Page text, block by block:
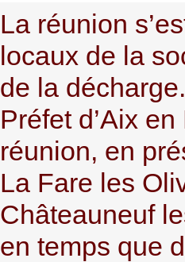
La réunion
locaux de la
de la
Préfet d’Aix
réunion, en
La Fare les
Châteauneuf
en temps que